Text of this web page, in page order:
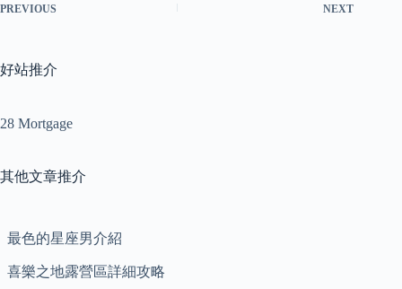
PREVIOUS NEXT
好站推介
28 Mortgage
其他文章推介
最色的星座男介紹
喜樂之地露營區詳細攻略